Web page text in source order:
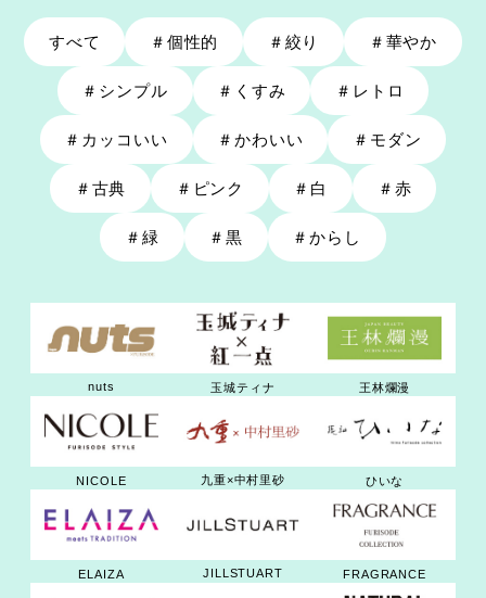
すべて ＃ 個性的 ＃ 絞り ＃ 華やか
＃ シンプル ＃ くすみ ＃ レトロ
＃ カッコいい ＃かわいい ＃ モダン
＃ 古典 ＃ ピンク ＃ 白 ＃ 赤
＃ 緑 ＃黒 ＃からし
nuts 玉城ティナ 王林爛漫
NICOLE 九重×中村里砂 ひいな
ELAIZA JILLSTUART FRAGRANCE